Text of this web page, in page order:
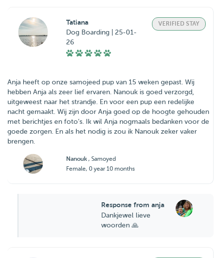
Tatiana
Dog Boarding | 25-01-
26
VERIFIED STAY
Anja heeft op onze samojeed pup van 15 weken gepast. Wij
hebben Anja als zeer lief ervaren. Nanouk is goed verzorgd,
uitgeweest naar het strandje. En voor een pup een redelijke
nacht gemaakt. Wij zijn door Anja goed op de hoogte gehouden
met berichtjes en foto’s. Ik wil Anja nogmaals bedanken voor de
goede zorgen. En als het nodig is zou ik Nanouk zeker vaker
brengen.
Nanouk, Samoyed
Female, 0 year 10 months
Response from anja
Dankjewel lieve
woorden 🙏